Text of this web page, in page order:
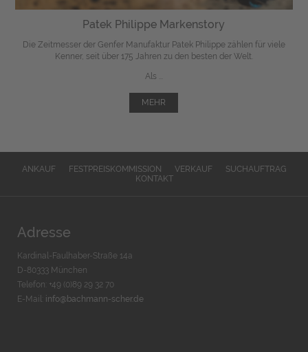
Patek Philippe Markenstory
Die Zeitmesser der Genfer Manufaktur Patek Philippe zählen für viele
Kenner, seit über 175 Jahren zu den besten der Welt.
Als ...
MEHR
ANKAUF FESTPREISKOMMISSION VERKAUF
SUCHAUFTRAG
KONTAKT
Adresse
Kardinal-Faulhaber-Straße 14a
D-80333 München
Telefon: +49 (0)89 29 32 70
E-Mail: info@bachmann-scher.de